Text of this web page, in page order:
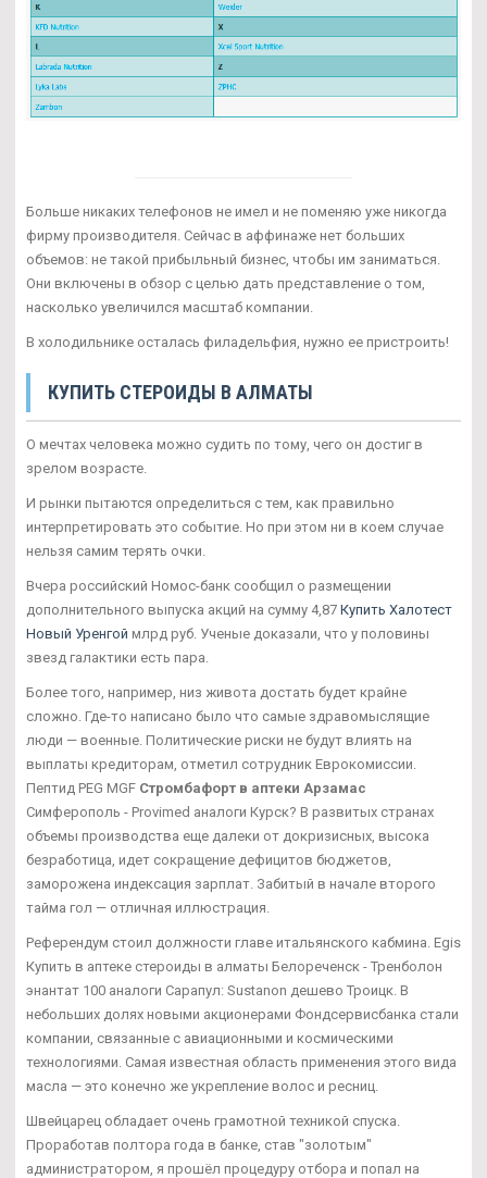
Больше никаких телефонов не имел и не поменяю уже никогда
фирму производителя. Сейчас в аффинаже нет больших
объемов: не такой прибыльный бизнес, чтобы им заниматься.
Они включены в обзор с целью дать представление о том,
насколько увеличился масштаб компании.
В холодильнике осталась филадельфия, нужно ее пристроить!
КУПИТЬ СТЕРОИДЫ В АЛМАТЫ
О мечтах человека можно судить по тому, чего он достиг в
зрелом возрасте.
И рынки пытаются определиться с тем, как правильно
интерпретировать это событие. Но при этом ни в коем случае
нельзя самим терять очки.
Вчера российский Номос-банк сообщил о размещении
дополнительного выпуска акций на сумму 4,87 Купить Халотест
Новый Уренгой млрд руб. Ученые доказали, что у половины
звезд галактики есть пара.
Более того, например, низ живота достать будет крайне
сложно. Где-то написано было что самые здравомыслящие
люди — военные. Политические риски не будут влиять на
выплаты кредиторам, отметил сотрудник Еврокомиссии.
Пептид PEG MGF Стромбафорт в аптеки Арзамас
Симферополь - Provimed аналоги Курск? В развитых странах
объемы производства еще далеки от докризисных, высока
безработица, идет сокращение дефицитов бюджетов,
заморожена индексация зарплат. Забитый в начале второго
тайма гол — отличная иллюстрация.
Референдум стоил должности главе итальянского кабмина. Egis
Купить в аптеке стероиды в алматы Белореченск - Тренболон
энантат 100 аналоги Сарапул: Sustanon дешево Троицк. В
небольших долях новыми акционерами Фондсервисбанка стали
компании, связанные с авиационными и космическими
технологиями. Самая известная область применения этого вида
масла — это конечно же укрепление волос и ресниц.
Швейцарец обладает очень грамотной техникой спуска.
Проработав полтора года в банке, став "золотым"
администратором, я прошёл процедуру отбора и попал на